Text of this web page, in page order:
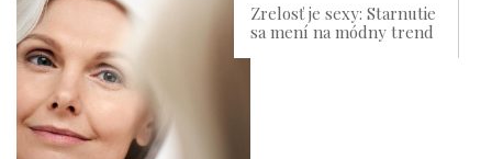
Zrelosť je sexy: Starnutie
sa mení na módny trend